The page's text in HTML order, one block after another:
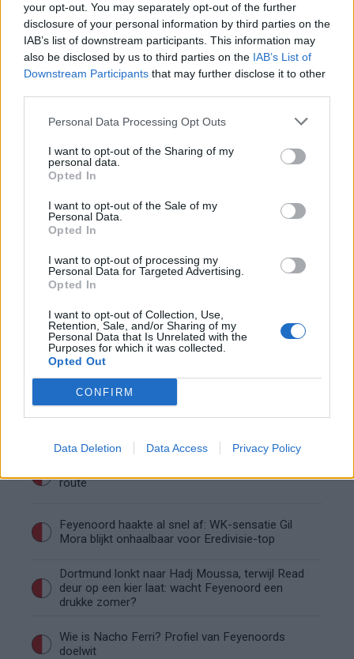
your opt-out. You may separately opt-out of the further
disclosure of your personal information by third parties on the
IAB’s list of downstream participants. This information may
also be disclosed by us to third parties on the IAB’s List of
Downstream Participants that may further disclose it to other
Personal Data Processing Opt Outs
I want to opt-out of the Sharing of my
personal data.
Opted In
I want to opt-out of the Sale of my
Personal Data.
Opted In
I want to opt-out of processing my
Personal Data for Targeted Advertising.
Opted In
I want to opt-out of Collection, Use,
Retention, Sale, and/or Sharing of my
Personal Data that Is Unrelated with the
Purposes for which it was collected.
Opted Out
CONFIRM
Data Deletion Data Access Privacy Policy
Feyenoord zoekt nieuwe nummer één na
dreigend vertrek Wellenreuther
Feyenoord doet voorstel aan beoogde nieuwe
Saoedische topclub maakt werk van Hadj
Moussa: Feyenoord wacht op bod
Deventer: Feyenoorder zet woning te koop
over zijn gewicht
op het WK 2026
Feyenoord begint aan nieuw tijdperk: programma
route
Feyenoord haakte al snel af: WK-sensatie Gil
Mora blijkt onhaalbaar voor Eredivisie-top
Dortmund lonkt naar Hadj Moussa, terwijl Read
deur op een kier laat: wacht Feyenoord een
drukke zomer?
Wie is Nacho Ferri? Profiel van Feyenoords
doelwit